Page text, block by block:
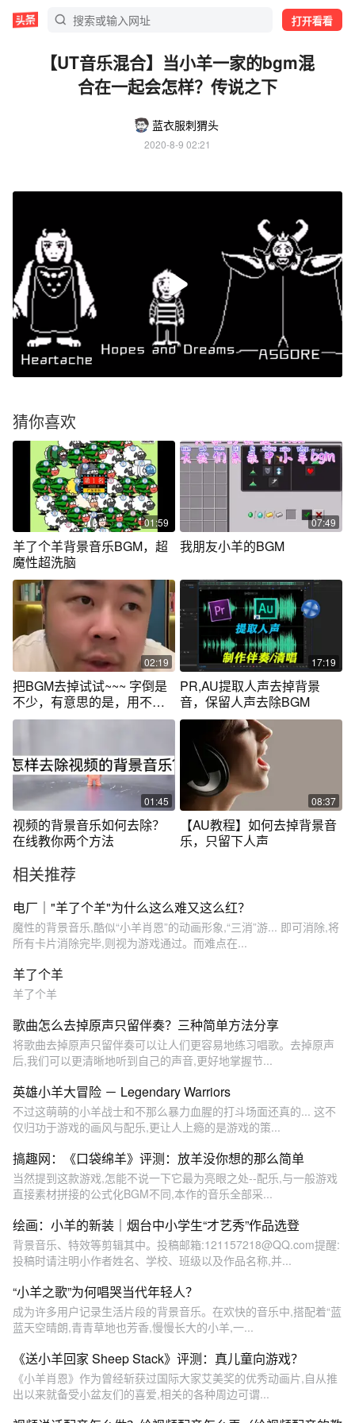
打开看看
【UT音乐混合】当小羊一家的bgm混
合在一起会怎样？传说之下
蓝衣服刺猬头
2020-8-9 02:21
猜你喜欢
01:59
羊了个羊背景音乐BGM，超
魔性超洗脑
07:49
我朋友小羊的BGM
02:19
把BGM去掉试试~~~ 字倒是
不少，有意思的是，用不了
的比能用的多。#
17:19
PR,AU提取人声去掉背景
音，保留人声去除BGM
01:45
视频的背景音乐如何去除？
在线教你两个方法
08:37
【AU教程】如何去掉背景音
乐，只留下人声
相关推荐
电厂｜"羊了个羊"为什么这么难又这么红？
魔性的背景音乐,酷似“小羊肖恩”的动画形象,“三消”游... 即可消除,将
所有卡片消除完毕,则视为游戏通过。而难点在...
羊了个羊
羊了个羊
歌曲怎么去掉原声只留伴奏？三种简单方法分享
将歌曲去掉原声只留伴奏可以让人们更容易地练习唱歌。去掉原声
后,我们可以更清晰地听到自己的声音,更好地掌握节...
英雄小羊大冒险 － Legendary Warriors
不过这萌萌的小羊战士和不那么暴力血腥的打斗场面还真的... 这不
仅归功于游戏的画风与配乐,更让人上瘾的是游戏的策...
搞趣网：《口袋绵羊》评测：放羊没你想的那么简单
当然提到这款游戏,怎能不说一下它最为亮眼之处--配乐,与一般游戏
直接素材拼接的公式化BGM不同,本作的音乐全部采...
绘画：小羊的新装｜烟台中小学生“才艺秀”作品选登
背景音乐、特效等剪辑其中。投稿邮箱:121157218@QQ.com提醒:
投稿时请注明小作者姓名、学校、班级以及作品名称,并...
“小羊之歌”为何唱哭当代年轻人？
成为许多用户记录生活片段的背景音乐。在欢快的音乐中,搭配着“蓝
蓝天空晴朗,青青草地也芳香,慢慢长大的小羊,一...
《送小羊回家 Sheep Stack》评测：真儿童向游戏？
《小羊肖恩》作为曾经斩获过国际大家艾美奖的优秀动画片,自从推
出以来就备受小盆友们的喜爱,相关的各种周边可谓...